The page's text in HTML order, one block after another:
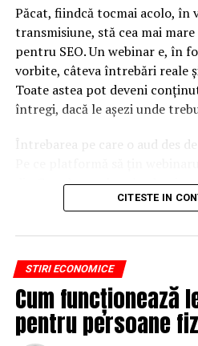
Locuința ți-a fost afectată de
să faci pentru a primi
NU RATATI
Donald Trump i-a sugerat lui
Franţa să părăsească UE
Păcat, fiindcă tocmai acolo, în
transmisiune, stă cea mai
pentru SEO. Un webinar e, în
vorbite, câteva întrebări reale
Toate astea pot deveni
întregi, dacă le așezi unde
Întrebarea pe care o aud des de
din Google, nu doar lead-uri
scurt e că platforma
Nu cel mai tare software
conținutul liber, indexabil și
luăm pe îndelete, fiindcă
mai subtile decât par la prima
CITESTE IN
STIRI ECONOMICE
Cum funcționează
pentru persoane